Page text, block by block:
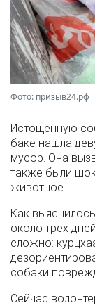
Фото: призыв24.рф
Истощенную
баке нашла
мусор. Она
также были
животное.
Как
около трех
сложно:
собаки
Сейчас